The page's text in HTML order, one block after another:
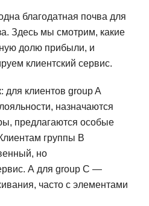
благодатная почва для
Здесь мы смотрим, какие
долю прибыли, и
клиентский сервис.
для клиентов group A
назначаются
предлагаются особые
группы B
но
А для group C —
часто с элементами